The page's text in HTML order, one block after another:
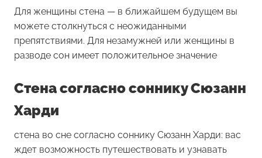
Для женщины стена — в ближайшем будущем вы
можете столкнуться с неожиданными
препятствиями. Для незамужней или женщины в
разводе сон имеет положительное значение
Стена согласно соннику Сюзанн
Харди
стена во сне согласно соннику Сюзанн Харди: вас
ждет возможность путешествовать и узнавать